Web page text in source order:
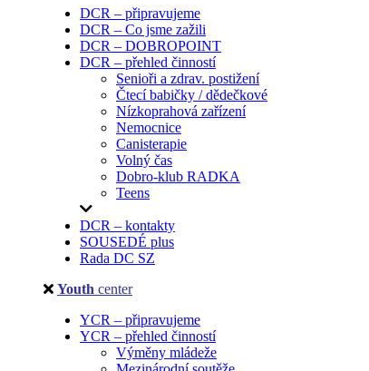
DCR – připravujeme
DCR – Co jsme zažili
DCR – DOBROPOINT
DCR – přehled činností
Senioři a zdrav. postižení
Čtecí babičky / dědečkové
Nízkoprahová zařízení
Nemocnice
Canisterapie
Volný čas
Dobro-klub RADKA
Teens
DCR – kontakty
SOUSEDÉ plus
Rada DC SZ
Youth center
YCR – připravujeme
YCR – přehled činností
Výměny mládeže